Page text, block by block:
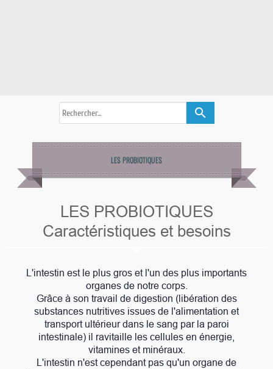
search
LES PROBIOTIQUES
LES PROBIOTIQUES
Caractéristiques et besoins
L'intestin est le plus gros et l'un des plus importants
organes de notre corps.
Grâce à son travail de digestion (libération des
substances nutritives issues de l'alimentation et
transport ultérieur dans le sang par la paroi
intestinale) il ravitaille les cellules en énergie,
vitamines et minéraux.
L'intestin n'est cependant pas qu'un organe de